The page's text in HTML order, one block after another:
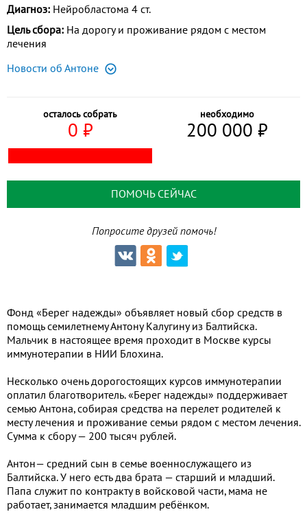
Диагноз: Нейробластома 4 ст.
Цель сбора: На дорогу и проживание рядом с местом
лечения
Новости об Антоне
осталось собрать
0 ⃏
необходимо
200 000 ⃏
ПОМОЧЬ СЕЙЧАС
Попросите друзей помочь!
Фонд «Берег надежды» объявляет новый сбор средств в
помощь семилетнему Антону Калугину из Балтийска.
Мальчик в настоящее время проходит в Москве курсы
иммунотерапии в НИИ Блохина.
Несколько очень дорогостоящих курсов иммунотерапии
оплатил благотворитель. «Берег надежды» поддерживает
семью Антона, собирая средства на перелет родителей к
месту лечения и проживание семьи рядом с местом лечения.
Сумма к сбору — 200 тысяч рублей.
Антон— средний сын в семье военнослужащего из
Балтийска. У него есть два брата — старший и младший.
Папа служит по контракту в войсковой части, мама не
работает, занимается младшим ребёнком.